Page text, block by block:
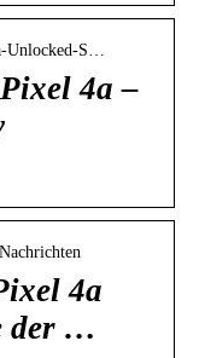
Unlocked-S…
4a –
4a
der …